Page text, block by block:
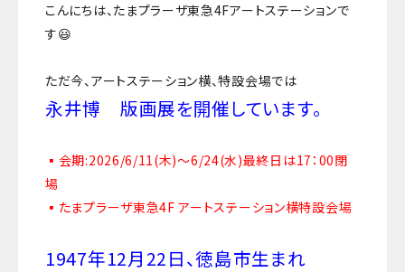
こんにちは、たまプラーザ東急4Fアートステーションで
す😃
ただ今、アートステーション横、特設会場では
永井博 版画展を開催しています。
▪️会期:2026/6/11(木)〜6/24(水)最終日は17：00閉
場
▪️たまプラーザ東急4F アートステーション横特設会場
1947年12月22日、徳島市生まれ